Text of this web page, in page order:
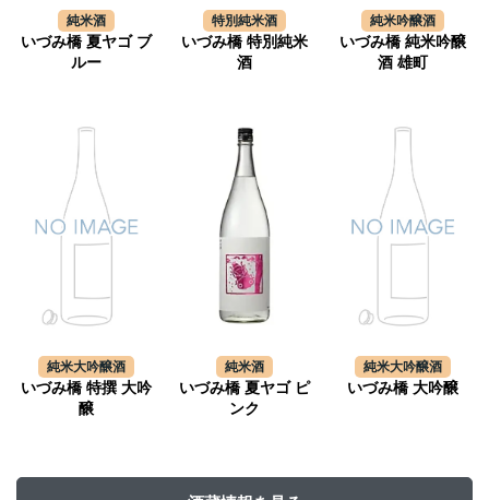
純米酒
いづみ橋 夏ヤゴ ブ
ルー
特別純米酒
いづみ橋 特別純米
酒
純米吟醸酒
いづみ橋 純米吟醸
酒 雄町
純米大吟醸酒
いづみ橋 特撰 大吟
醸
純米酒
いづみ橋 夏ヤゴ ピ
ンク
純米大吟醸酒
いづみ橋 大吟醸